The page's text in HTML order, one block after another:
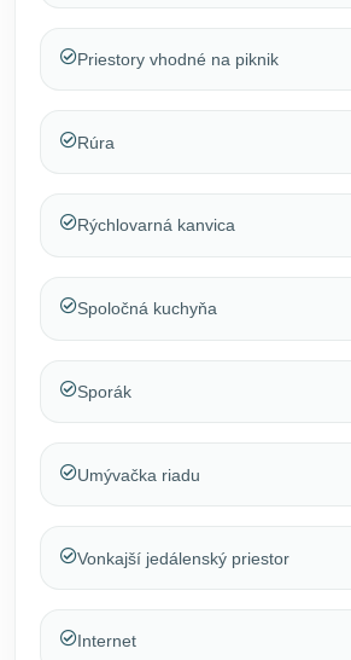
Priestory vhodné na piknik
Rúra
Rýchlovarná kanvica
Spoločná kuchyňa
Sporák
Umývačka riadu
Vonkajší jedálenský priestor
Internet